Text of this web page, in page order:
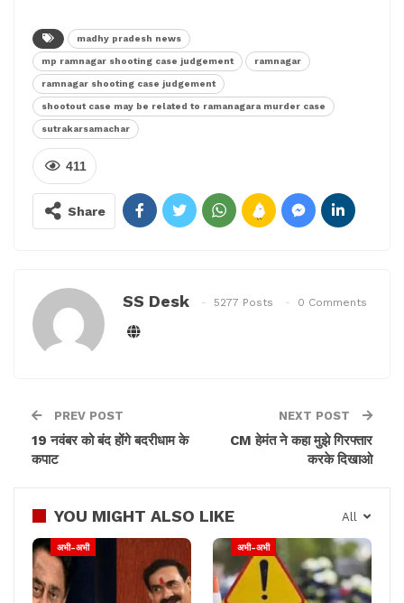
madhy pradesh news
mp ramnagar shooting case judgement ramnagar
ramnagar shooting case judgement
shootout case may be related to ramanagara murder case
sutrakarsamachar
411
Share
SS Desk 5277 Posts 0 Comments
PREV POST
19 नवंबर को बंद होंगे बदरीधाम के
कपाट
NEXT POST
CM हेमंत ने कहा मुझे गिरफ्तार
करके दिखाओ
All
YOU MIGHT ALSO LIKE
अभी-अभी अभी-अभी